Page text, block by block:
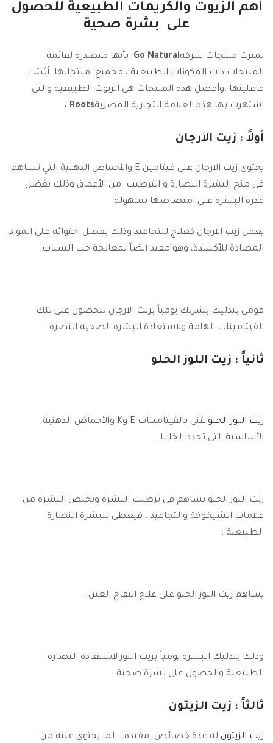
أهم الزيوت والكريمات الطبيعية للحصول
على بشرة صحية
تميزت منتجات شركةGo Natural بأنها متصدره لقائمة
المنتجات ذات المكونات الطبيعية ، فجميع منتجاتها أثبتت
فاعليتها .وأفضل هذه المنتجات هي الزيوت الطبيعية والتي
اشتهرت بها هذه العلامة التجارية المصريةRoots .
أولاً : زيت الأرجان
يحتوي زيت الارجان على فيتامين E والأحماض الدهنية التي تساهم
في منح البشرة النضارة و الترطيب من الأعماق وذلك بفضل
قدرة البشرة على امتصاصها بسهولة.
يعمل زيت الارجان كعلاج للتجاعيد وذلك بفضل احتوائه على المواد
المضادة للأكسدة، وهو مفيد أيضاً لمعالجة حب الشباب.
قومى بتدليك بشرتك يومياً بزيت الارجان للحصول على تلك
الفيتامينات الهامة ولاستعادة البشرة الصحية النضرة .
ثانياً : زيت اللوز الحلو
زيت اللوز الحلو
غنى بالفيتامينات E وK والأحماض الدهنية
الأساسية التي تجدد الخلايا .
زيت اللوز الحلو يساهم في ترطيب البشرة ويخلص البشرة من
علامات الشيخوخة والتجاعيد ، فيعطى للبشرة النضارة
الطبيعية .
يساهم زيت اللوز الحلو على علاج انتفاخ العين .
وذلك بتدليك البشرة يومياً بزيت اللوز لاستعادة النضارة
الطبيعية والحصول على بشرة صحية .
ثالثاً : زيت الزيتون
زيت الزيتون له عدة خصائص مفيدة ، لما يحتوي عليه من